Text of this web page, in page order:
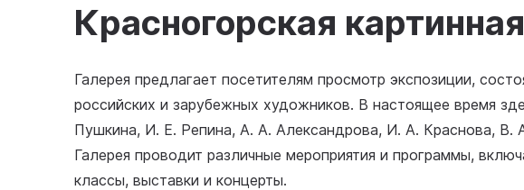
Красногорская
Галерея предлагает посетителям просмотр экспозиции,
российских и зарубежных художников. В настоящее время
Пушкина, И. Е. Репина, А. А. Александрова, И. А. Краснова, В.
Галерея проводит различные мероприятия и программы,
классы, выставки и концерты.